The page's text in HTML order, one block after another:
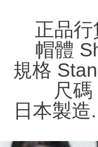
正品
帽體
規格
尺
日本製